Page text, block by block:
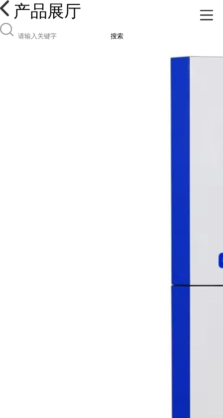
产品展厅
搜索